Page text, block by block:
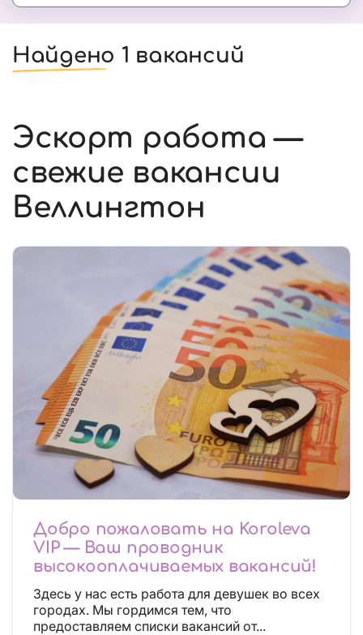
Найдено 1 вакансий
Эскорт работа —
свежие вакансии
Веллингтон
Добро пожаловать на Koroleva
VIP — Ваш проводник
высокооплачиваемых вакансий!
Здесь у нас есть работа для девушек во всех
городах. Мы гордимся тем, что
предоставляем списки вакансий от...